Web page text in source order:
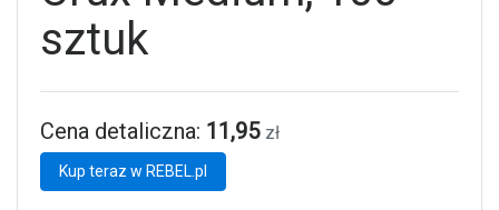
sztuk
Cena detaliczna: 11,95 zł
Kup teraz w REBEL.pl